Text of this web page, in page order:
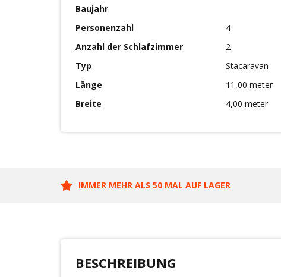
Baujahr
Personenzahl
4
Anzahl der Schlafzimmer
2
Typ
Stacaravan
Länge
11,00 meter
Breite
4,00 meter
IMMER MEHR ALS 50 MAL AUF LAGER
BESCHREIBUNG